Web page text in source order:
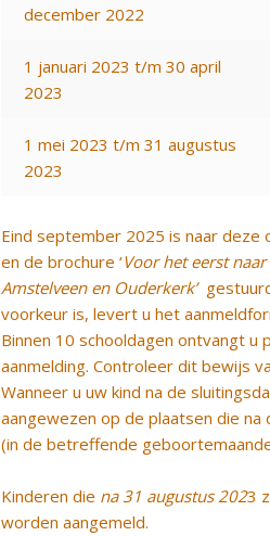
december 2022
1 januari 2023 t/m 30 april
2023
1 mei 2023 t/m 31 augustus
2023
Eind september 2025 is naar deze
en de brochure ‘Voor het eerst
Amstelveen en Ouderkerk’
voorkeur is, levert u het
Binnen 10 schooldagen ontvangt u
aanmelding. Controleer dit bewijs
Wanneer u uw kind na de
aangewezen op de plaatsen die
(in de betreffende
Kinderen die na 31 augustus 2023
worden aangemeld.